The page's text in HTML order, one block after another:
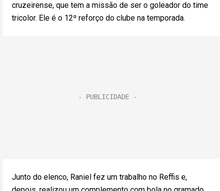
cruzeirense, que tem a missão de ser o goleador do time
tricolor. Ele é o 12º reforço do clube na temporada.
Junto do elenco, Raniel fez um trabalho no Reffis e,